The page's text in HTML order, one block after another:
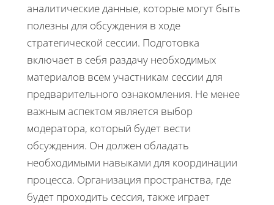
аналитические данные, которые могут быть
полезны для обсуждения в ходе
стратегической сессии. Подготовка
включает в себя раздачу необходимых
материалов всем участникам сессии для
предварительного ознакомления. Не менее
важным аспектом является выбор
модератора, который будет вести
обсуждения. Он должен обладать
необходимыми навыками для координации
процесса. Организация пространства, где
будет проходить сессия, также играет